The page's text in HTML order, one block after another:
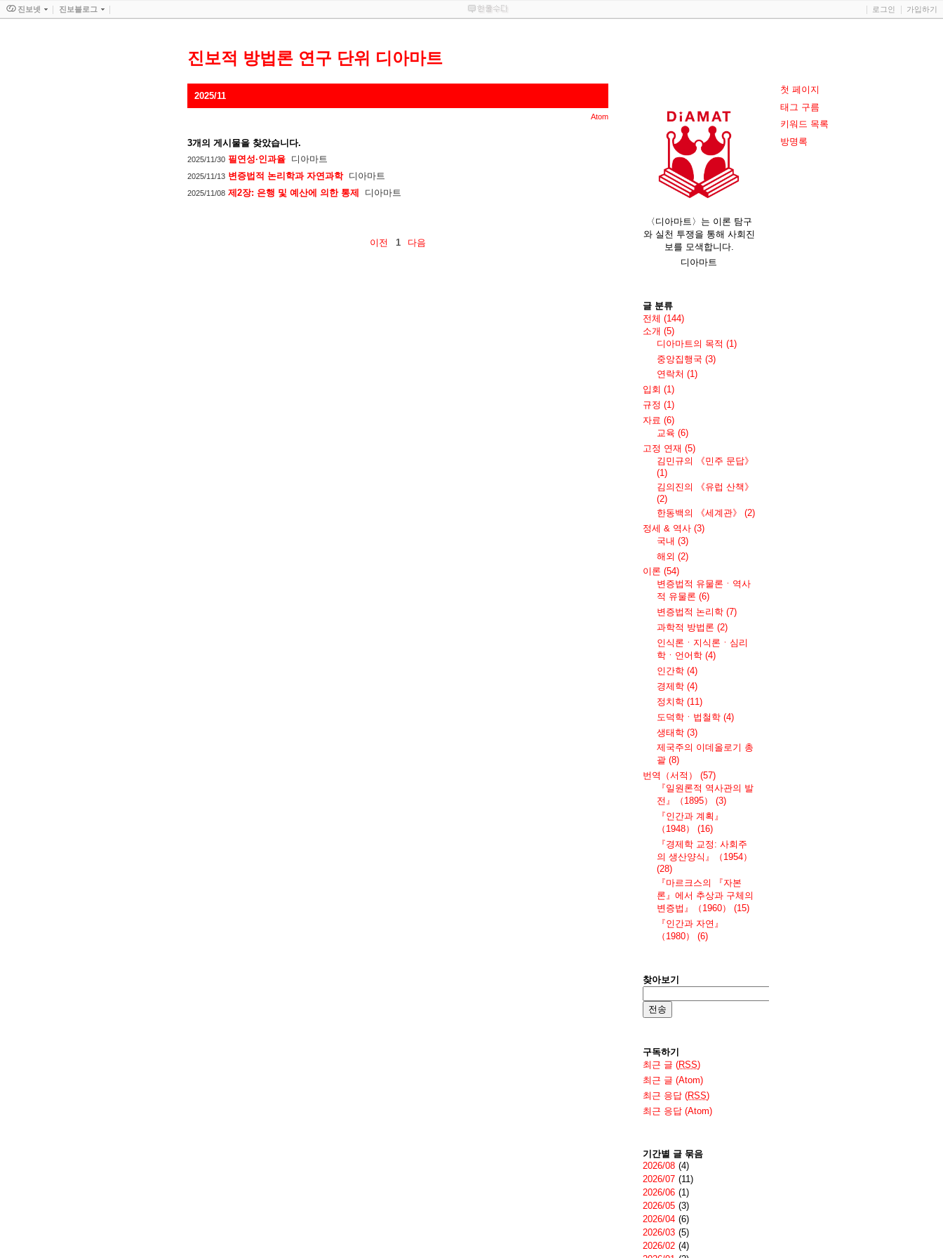
진보적 방법론 연구 단위 디아마트
첫 페이지
태그 구름
키워드 목록
방명록
2025/11
Atom
3개의 게시물을 찾았습니다.
2025/11/30 필연성·인과율 디아마트
2025/11/13 변증법적 논리학과 자연과학 디아마트
2025/11/08 제2장: 은행 및 예산에 의한 통제 디아마트
이전 1 다음
〈디아마트〉는 이론 탐구
와 실천 투쟁을 통해 사회진
보를 모색합니다.
디아마트
글 분류
전체 (144)
소개 (5)
디아마트의 목적 (1)
중앙집행국 (3)
연락처 (1)
입회 (1)
규정 (1)
자료 (6)
교육 (6)
고정 연재 (5)
김민규의 《민주 문답》
(1)
김의진의 《유럽 산책》
(2)
한동백의 《세계관》 (2)
정세 & 역사 (3)
국내 (3)
해외 (2)
이론 (54)
변증법적 유물론ㆍ역사
적 유물론 (6)
변증법적 논리학 (7)
과학적 방법론 (2)
인식론ㆍ지식론ㆍ심리
학ㆍ언어학 (4)
인간학 (4)
경제학 (4)
정치학 (11)
도덕학ㆍ법철학 (4)
생태학 (3)
제국주의 이데올로기 총
괄 (8)
번역（서적） (57)
『일원론적 역사관의 발
전』（1895） (3)
『인간과 계획』
（1948） (16)
『경제학 교정: 사회주
의 생산양식』（1954）
(28)
『마르크스의 『자본
론』에서 추상과 구체의
변증법』（1960） (15)
『인간과 자연』
（1980） (6)
찾아보기
구독하기
최근 글 (RSS)
최근 글 (Atom)
최근 응답 (RSS)
최근 응답 (Atom)
기간별 글 묶음
2026/08 (4)
2026/07 (11)
2026/06 (1)
2026/05 (3)
2026/04 (6)
2026/03 (5)
2026/02 (4)
진보넷 진보블로그 로그인 가입하기